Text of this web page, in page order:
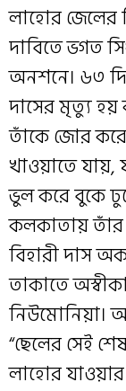
লাহোর জেলের
দাবিতে ভগত
অনশনে। ৬৩
দাসের মৃত্যু হয়
তাঁকে জোর
খাওয়াতে যায়,
ভুল করে বুকে
কলকাতায় তাঁর
বিহারী দাস
তাকাতে
নিউমোনিয়া।
“ছেলের সেই
লাহোর